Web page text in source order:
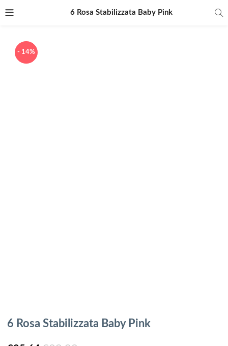
6 Rosa Stabilizzata Baby Pink
- 14%
6 Rosa Stabilizzata Baby Pink